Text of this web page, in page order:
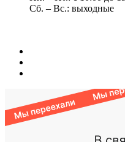
Сб. – Вс.: выходные